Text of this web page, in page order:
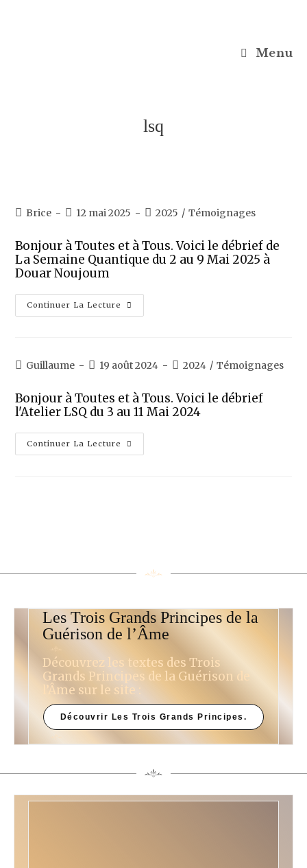
Menu
lsq
Brice 12 mai 2025 2025 / Témoignages
Bonjour à Toutes et à Tous. Voici le débrief de
La Semaine Quantique du 2 au 9 Mai 2025 à
Douar Noujoum
Continuer La Lecture
Guillaume 19 août 2024 2024 / Témoignages
Bonjour à Toutes et à Tous. Voici le débrief
l'Atelier LSQ du 3 au 11 Mai 2024
Continuer La Lecture
Les Trois Grands Principes de la
Guérison de l’Âme
Découvrez les textes des Trois
Grands Principes de la Guérison de
l’Âme sur le site :
Découvrir Les Trois Grands Principes.